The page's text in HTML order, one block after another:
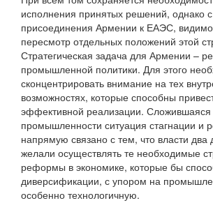
исполнения принятых решений, однако
присоединения Армении к ЕАЭС,
пересмотр отдельных положений этой
Стратегическая задача для Армении –
промышленной политики. Для этого
сконцентрировать внимание на тех
возможностях, которые способны
эффективной реализации. Сложившаяся
промышленности ситуация стагнации и
напрямую связано с тем, что власти два
желали осуществлять те необходимые
реформы в экономике, которые бы
диверсификации, с упором на
особенно технологичную.